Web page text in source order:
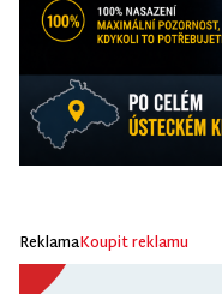
ReklamaKoupit reklamu